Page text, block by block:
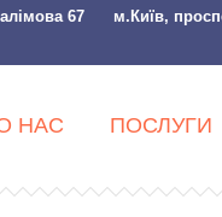
67
м.Київ,
НАС ПОСЛУГИ